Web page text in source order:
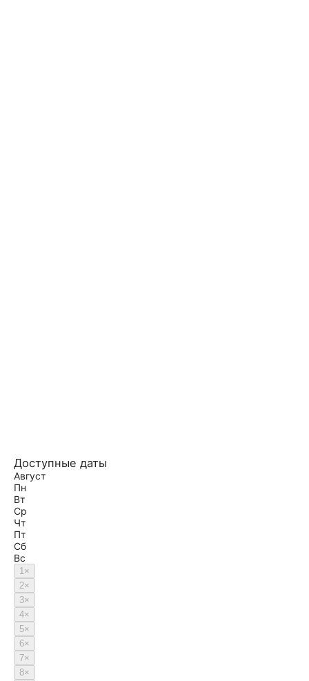
Доступные даты
Август
Пн
Вт
Ср
Чт
Пт
Сб
Вс
1×
2×
3×
4×
5×
6×
7×
8×